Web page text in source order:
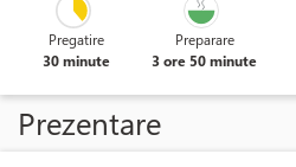
Pregatire
30 minute
Preparare
3 ore 50 minute
Prezentare